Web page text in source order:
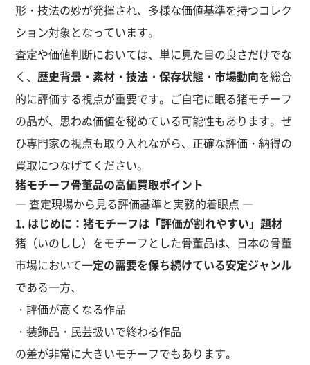
形・技法の妙が発揮され、多様な価値基準を持つコレク
ション対象となっています。
査定や価値判断においては、単に見た目の良さだけでな
く、 歴史背景・素材・技法・保存状態・市場動向を総合
的に評価する視点が重要です。ご自宅に眠る猪モチーフ
の品が、思わぬ価値を秘めている可能性もあります。ぜ
ひ専門家の視点も取り入れながら、正確な評価・納得の
買取につなげてください。
猪モチーフ骨董品の高価買取ポイント
― 査定現場から見る評価基準と実務的着眼点 ―
1. はじめに：猪モチーフは「評価が割れやすい」題材
猪（いのしし）をモチーフとした骨董品は、日本の骨董
市場において一定の需要を保ち続けている安定ジャンル
である一方、
・評価が高くなる作品
・装飾品・民芸扱いで終わる作品
の差が非常に大きいモチーフでもあります。